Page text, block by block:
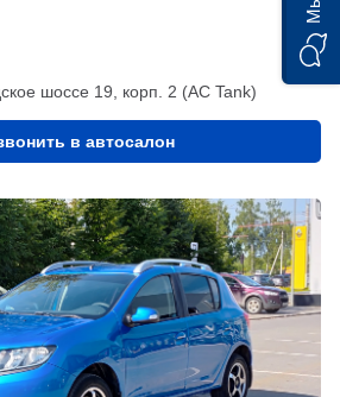
шоссе 19, корп. 2 (АС Tank)
в автосалон